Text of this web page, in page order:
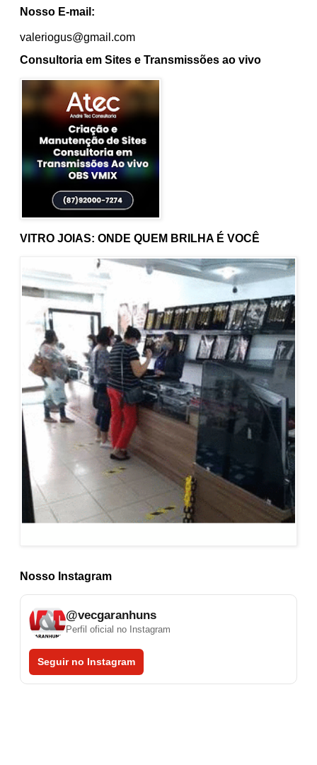
Nosso Instagram
@vecgaranhuns
Perfil oficial no Instagram
Seguir no Instagram
VITRO JOIAS: ONDE QUEM BRILHA É VOCÊ
Nosso E-mail:
valeriogus@gmail.com
Consultoria em Sites e Transmissões ao vivo